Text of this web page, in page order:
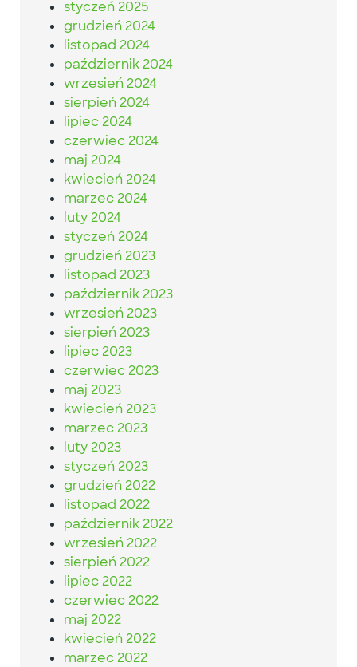
styczeń 2025
grudzień 2024
listopad 2024
październik 2024
wrzesień 2024
sierpień 2024
lipiec 2024
czerwiec 2024
maj 2024
kwiecień 2024
marzec 2024
luty 2024
styczeń 2024
grudzień 2023
listopad 2023
październik 2023
wrzesień 2023
sierpień 2023
lipiec 2023
czerwiec 2023
maj 2023
kwiecień 2023
marzec 2023
luty 2023
styczeń 2023
grudzień 2022
listopad 2022
październik 2022
wrzesień 2022
sierpień 2022
lipiec 2022
czerwiec 2022
maj 2022
kwiecień 2022
marzec 2022